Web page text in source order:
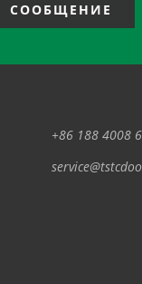
СООБЩЕНИЕ
+86 188 4008